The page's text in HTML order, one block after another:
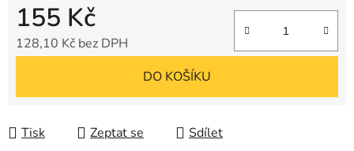
155 Kč
128,10 Kč bez DPH
DO KOŠÍKU
Tisk Zeptat se Sdílet